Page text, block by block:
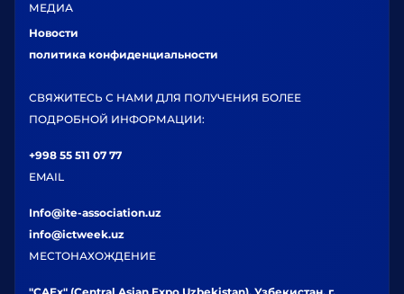
МЕДИА
Новости
политика конфиденциальности
СВЯЖИТЕСЬ С НАМИ ДЛЯ ПОЛУЧЕНИЯ БОЛЕЕ
ПОДРОБНОЙ ИНФОРМАЦИИ:
+998 55 511 07 77
EMAIL
Info@ite-association.uz
info@ictweek.uz
МЕСТОНАХОЖДЕНИЕ